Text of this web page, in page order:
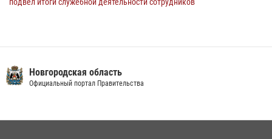
воспитанников летнего лагеря мастер-класс по тактической
медицине
Новгородские росгвардейцы завоевали третье место в Санкт-
Новгородская область
Официальный портал Правительства